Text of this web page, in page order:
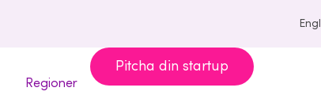
Regioner
Pitcha din startup